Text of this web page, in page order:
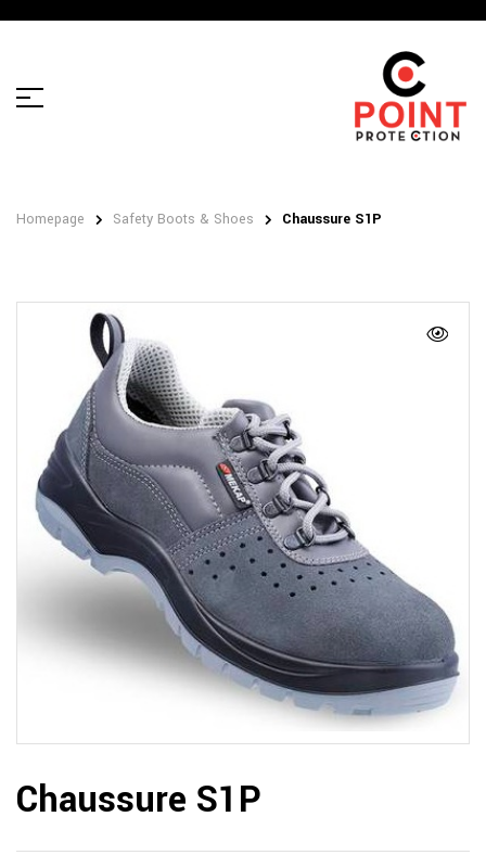
Homepage Safety Boots & Shoes Chaussure S1P
Chaussure S1P